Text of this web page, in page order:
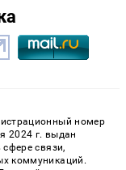
номер
2024 г. выдан
связи,
коммуникаций.